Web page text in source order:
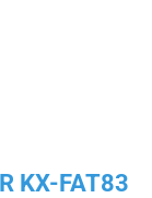
KX-FAT83